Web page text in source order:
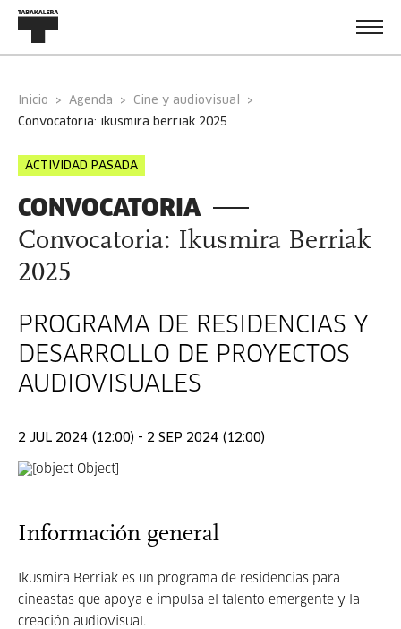
Inicio Agenda
Cine y audiovisual
convocatoria: ikusmira berriak 2025
ACTIVIDAD PASADA
CONVOCATORIA
Convocatoria: Ikusmira Berriak
2025
PROGRAMA DE RESIDENCIAS Y
DESARROLLO DE PROYECTOS
AUDIOVISUALES
2 JUL 2024 (12:00) - 2 SEP 2024 (12:00)
Información general
Ikusmira Berriak es un programa de residencias para
cineastas que apoya e impulsa el talento emergente y la
creación audiovisual.